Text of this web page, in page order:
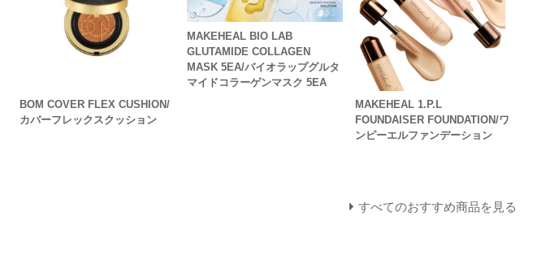
BOM COVER FLEX CUSHION/
カバーフレックスクッション
MAKEHEAL BIO LAB
GLUTAMIDE COLLAGEN
MASK 5EA/バイオラップグルタ
マイドコラーゲンマスク 5EA
MAKEHEAL 1.P.L
FOUNDAISER FOUNDATION/ワ
ンピーエルファンデーション
すべてのおすすめ商品を見る